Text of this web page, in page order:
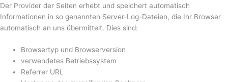
Der Provider der Seiten erhebt und speichert automatisch
Informationen in so genannten Server-Log-Dateien, die Ihr Browser
automatisch an uns übermittelt. Dies sind:
Browsertyp und Browserversion
verwendetes Betriebssystem
Referrer URL